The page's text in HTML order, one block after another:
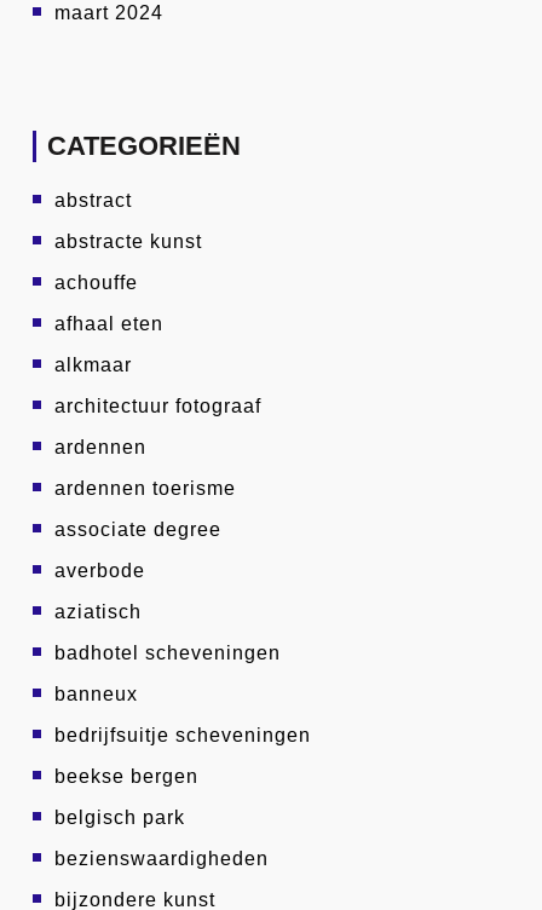
maart 2024
CATEGORIEËN
abstract
abstracte kunst
achouffe
afhaal eten
alkmaar
architectuur fotograaf
ardennen
ardennen toerisme
associate degree
averbode
aziatisch
badhotel scheveningen
banneux
bedrijfsuitje scheveningen
beekse bergen
belgisch park
bezienswaardigheden
bijzondere kunst